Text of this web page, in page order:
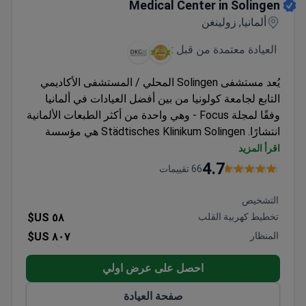
Medical Center in Solingen
ألمانيا, زولينغن
العيادة معتمدة من قبل :
يُعد مستشفى Solingen المحلي / المستشفى الأكاديمي
التابع لجامعة كولونيا من بين أفضل العيادات في ألمانيا
وفقًا لمجلة Focus - وهي واحدة من أكثر الطبعات الألمانية
انتشارًا. Städtisches Klinikum Solingen هي مؤسسة
طبية معتمدة تعالج أكثر من 60.000 مريض سنويًا.
اقرأ المزيد
4.766 تقييمات
التشخيص
تخطيط كهربية القلب
٥٨ US$
المنظار ٨٠٧ US$
احصل على عرض اولي
صفحة العيادة